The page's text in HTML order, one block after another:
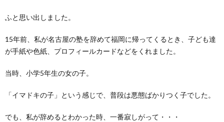
ふと思い出しました。
15年前、私が名古屋の塾を辞めて福岡に帰ってくるとき、子ども達
が手紙や色紙、プロフィールカードなどをくれました。
当時、小学5年生の女の子。
「イマドキの子」という感じで、普段は悪態ばかりつく子でした。
でも、私が辞めるとわかった時、一番寂しがって・・・